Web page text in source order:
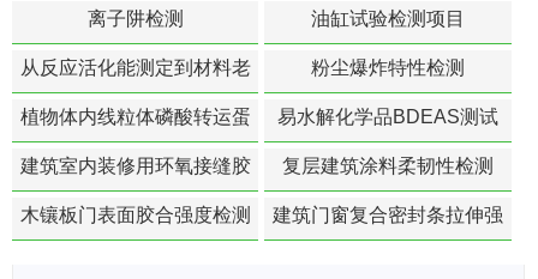
离子阱检测 油缸试验检测项目
从反应活化能测定到材料老
化寿命预测的经典模型
粉尘爆炸特性检测
植物体内线粒体磷酸转运蛋
白活性检测
易水解化学品BDEAS测试
建筑室内装修用环氧接缝胶
苯含量检测
复层建筑涂料柔韧性检测
木镶板门表面胶合强度检测
建筑门窗复合密封条拉伸强